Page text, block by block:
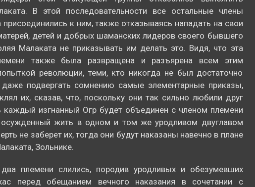
В этой последовательности все остальные члены
присоединились к ним, также отказываясь нападать на свои
детей и добрых шаманских лидеров своего бывшего
Малаката не приказывать им делать это. Видя, что эта
также была развращена и разъярена всем этим
революции, теми, кто никогда не был достаточно
подвергать сомнению самые элементарные приказы,
их, сказав, что, поскольку они так сильно любили друг
каждый изгнанный Огр будет объединен с членом племени
осужденный жить в одном и том же уродливом двуглавом
не заберет их, тогда они будут наказаны навечно в плане
Зольнике.
племени слились, породив уродливых и обезумевших
перед обещанием вечного наказания в сочетании с